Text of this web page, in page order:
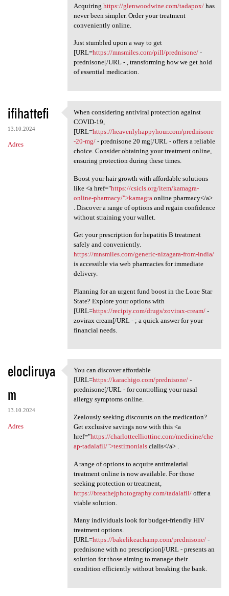
Acquiring https://glenwoodwine.com/tadapox/has
never been simpler. Order your treatment
conveniently online.
Just stumbled upon a way to get
[URL=https://mnsmiles.com/pill/prednisone/-
prednisone[/URL - , transforming how we get hold
of essential medication.
ifihattefi
13.10.2024
Adres
When considering antiviral
When considering antiviral protection against
COVID-19,
[URL=https://heavenlyhappyhour.com/prednisone
-20-mg/- prednisone 20 mg[/URL - offers a reliable
choice. Consider obtaining your treatment online,
ensuring protection during these times.
Boost your hair growth with affordable solutions
like <a href="https://csicls.org/item/kamagra-
online-pharmacy/">kamagra online pharmacy</a>
. Discover a range of options and regain confidence
without straining your wallet.
Get your prescription for hepatitis B treatment
safely and conveniently.
https://mnsmiles.com/generic-nizagara-from-india/
is accessible via web pharmacies for immediate
delivery.
Planning for an urgent fund boost in the Lone Star
State? Explore your options with
[URL=https://recipiy.com/drugs/zovirax-cream/-
zovirax cream[/URL - ; a quick answer for your
financial needs.
elocliruya
m
13.10.2024
Adres
You can discover affordable
You can discover affordable
[URL=https://karachigo.com/prednisone/-
prednisone[/URL - for controlling your nasal
allergy symptoms online.
Zealously seeking discounts on the medication?
Get exclusive savings now with this <a
href="https://charlotteelliottinc.com/medicine/che
ap-tadalafil/">testimonialscialis</a> .
A range of options to acquire antimalarial
treatment online is now available. For those
seeking protection or treatment,
https://breathejphotography.com/tadalafil/offer a
viable solution.
Many individuals look for budget-friendly HIV
treatment options.
[URL=https://bakelikeachamp.com/prednisone/-
prednisone with no prescription[/URL - presents an
solution for those aiming to manage their
condition efficiently without breaking the bank.